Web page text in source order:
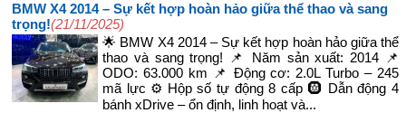
BMW X4 2014 – Sự kết hợp hoàn hảo giữa thể thao và sang
trọng!(21/11/2025)
🌟 BMW X4 2014 – Sự kết hợp hoàn hảo giữa thể
thao và sang trọng! 📌 Năm sản xuất: 2014 📌
ODO: 63.000 km 📌 Động cơ: 2.0L Turbo – 245
mã lực ⚙️ Hộp số tự động 8 cấp 🛞 Dẫn động 4
bánh xDrive – ổn định, linh hoạt và...